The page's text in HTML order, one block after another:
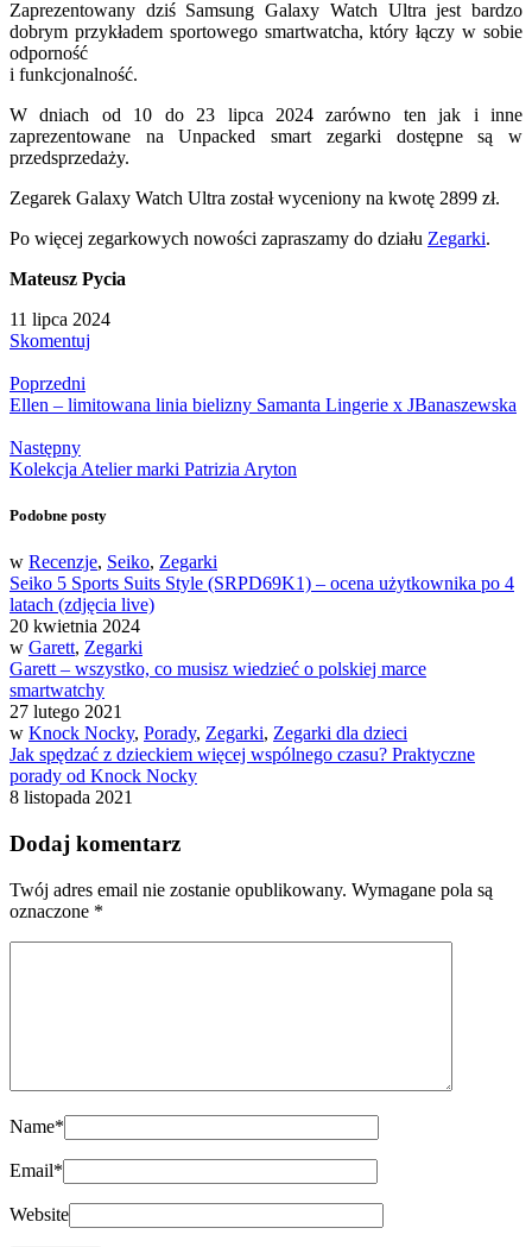
Zaprezentowany dziś Samsung Galaxy Watch Ultra jest bardzo
dobrym przykładem sportowego smartwatcha, który łączy w sobie
odporność
i funkcjonalność.
W dniach od 10 do 23 lipca 2024 zarówno ten jak i inne
zaprezentowane na Unpacked smart zegarki dostępne są w
przedsprzedaży.
Zegarek Galaxy Watch Ultra został wyceniony na kwotę 2899 zł.
Po więcej zegarkowych nowości zapraszamy do działu Zegarki.
Mateusz Pycia
11 lipca 2024
Skomentuj
Poprzedni
Ellen – limitowana linia bielizny Samanta Lingerie x JBanaszewska
Następny
Kolekcja Atelier marki Patrizia Aryton
Podobne posty
w Recenzje, Seiko, Zegarki
Seiko 5 Sports Suits Style (SRPD69K1) – ocena użytkownika po 4
latach (zdjęcia live)
20 kwietnia 2024
w Garett, Zegarki
Garett – wszystko, co musisz wiedzieć o polskiej marce
smartwatchy
27 lutego 2021
w Knock Nocky, Porady, Zegarki, Zegarki dla dzieci
Jak spędzać z dzieckiem więcej wspólnego czasu? Praktyczne
porady od Knock Nocky
8 listopada 2021
Dodaj komentarz
Twój adres email nie zostanie opublikowany. Wymagane pola są
oznaczone *
Name*
Email*
Website